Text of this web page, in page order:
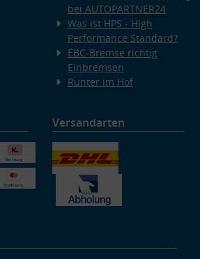
bei AUTOPARTNER24
Was ist HPS - High
Performance Standard?
EBC-Bremse richtig
Einbremsen
Runter im Hof
Versandarten